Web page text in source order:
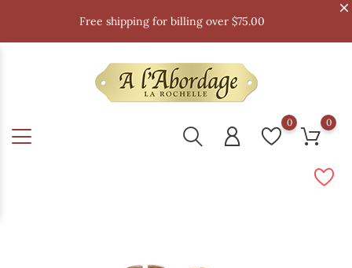
Free shipping for billing over $75.00
0 0